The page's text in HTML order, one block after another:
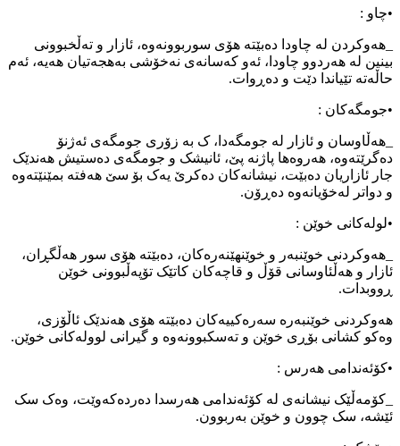
•چاو :
_هەوکردن لە چاودا دەبێتە هۆی سوربوونەوە، ئازار و تەڵخبوونی
بینین لە هەردوو چاودا، ئەو کەسانەی نەخۆشی بەهجەتیان هەیە، ئەم
حاڵەتە تێیاندا دێت و دەڕوات.
•جومگەکان :
_هەڵاوسان و ئازار لە جومگەدا، ک بە زۆری جومگەی ئەژنۆ
دەگرێتەوە، هەروەها پاژنە پێ، ئانیشک و جومگەی دەستیش هەندێک
جار ئازاریان دەبێت، نیشانەکان دەکرێ یەک بۆ سێ هەفتە بمێنێتەوە
و دواتر لەخۆیانەوە دەڕۆن.
•لولەکانی خوێن :
_هەوکردنی خوێنبەر و خوێنهێنەرەکان، دەبێتە هۆی سور هەڵگڕان،
ئازار و هەڵئاوسانی قۆڵ و قاچەکان کاتێک تۆپەڵبوونی خوێن
ڕووبدات.
هەوکردنی خوێنبەرە سەرەکییەکان دەبێتە هۆی هەندێک ئاڵۆزی،
وەکو کشانی بۆڕی خوێن و تەسکبوونەوە و گیرانی لوولەکانی خوێن.
•کۆئەندامی هەرس :
_کۆمەڵێک نیشانەی لە کۆئەندامی هەرسدا دەردەکەوێت، وەک سک
ئێشە، سک چوون و خوێن بەربوون.